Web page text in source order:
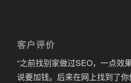
客户评价
“之前找别家做过SEO，一点效
说要加钱。后来在网上找到了